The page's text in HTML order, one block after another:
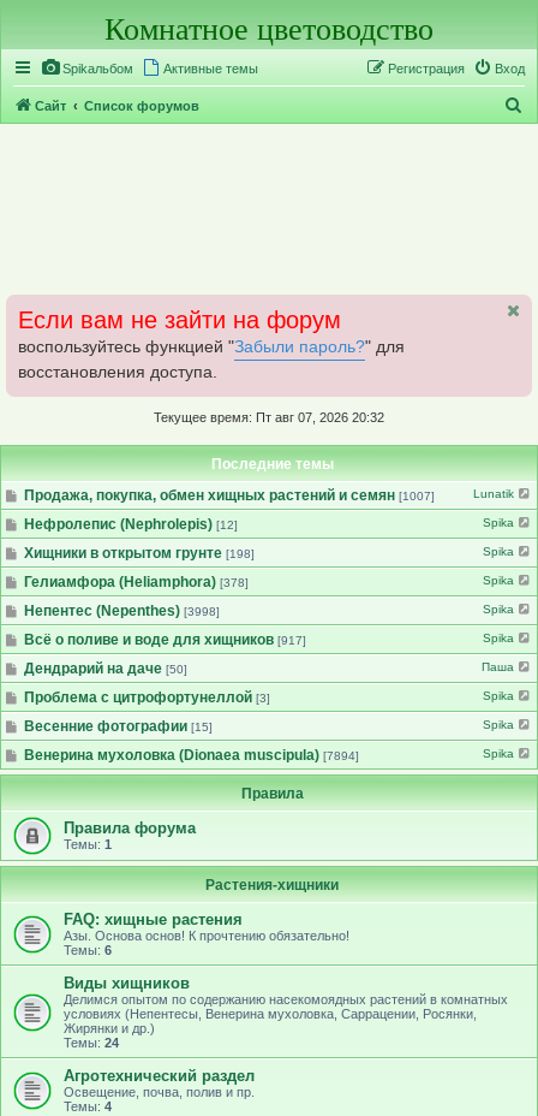
Комнатное цветоводство
Spikальбом Активные темы Вход
Регистрация
Сайт Список форумов
Если вам не зайти на форум
воспользуйтесь функцией "Забыли пароль?" для
восстановления доступа.
Текущее время: Пт авг 07, 2026 20:32
Последние темы
Продажа, покупка, обмен хищных растений и семян[1007] Lunatik
Нефролепис (Nephrolepis)[12] Spika
Хищники в открытом грунте[198] Spika
Гелиамфора (Heliamphora)[378] Spika
Непентес (Nepenthes)[3998] Spika
Всё о поливе и воде для хищников[917] Spika
Дендрарий на даче[50] Паша
Проблема с цитрофортунеллой[3] Spika
Весенние фотографии[15] Spika
Венерина мухоловка (Dionaea muscipula)[7894] Spika
Правила
Правила форума
Темы: 1
Растения-хищники
FAQ: хищные растения
Азы. Основа основ! К прочтению обязательно!
Темы: 6
Виды хищников
Делимся опытом по содержанию насекомоядных растений в комнатных
условиях (Непентесы, Венерина мухоловка, Саррацении, Росянки,
Жирянки и др.)
Темы: 24
Агротехнический раздел
Освещение, почва, полив и пр.
Темы: 4